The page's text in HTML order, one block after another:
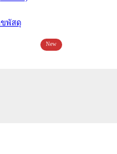
ขพัสดุ
New